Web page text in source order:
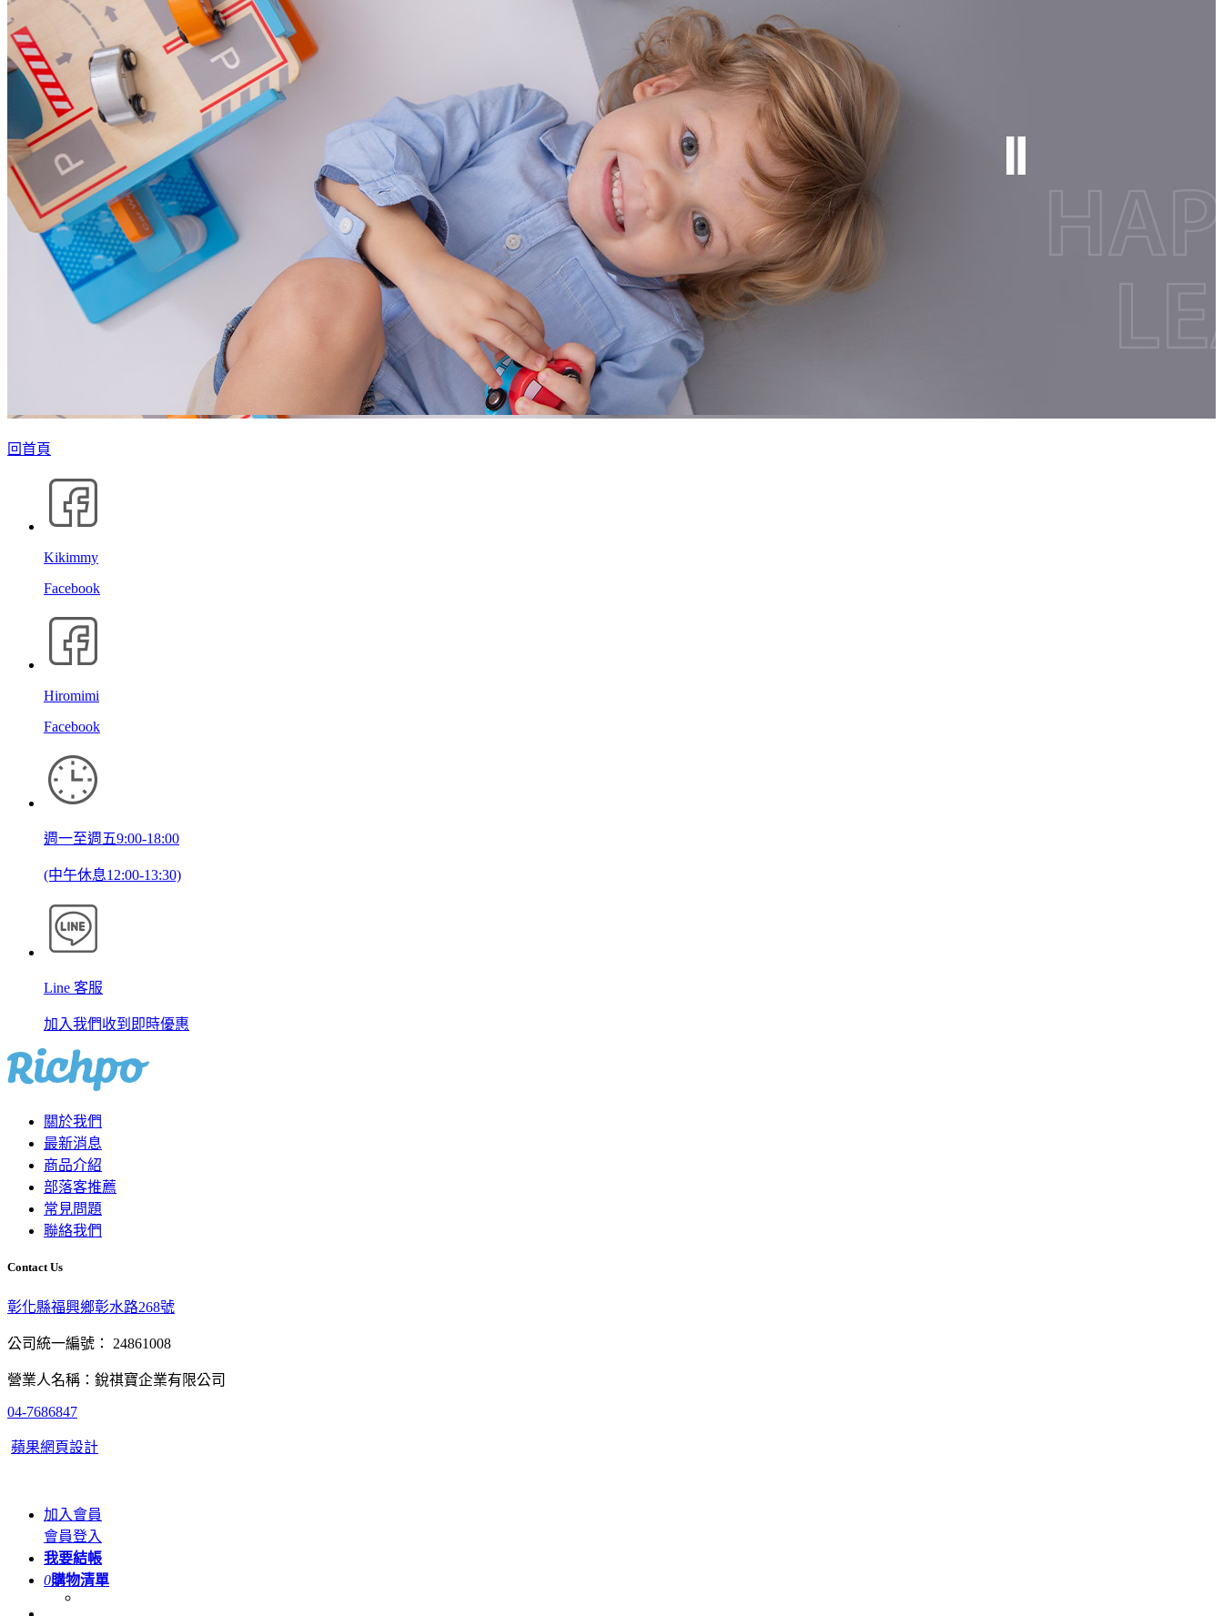
回首頁
Kikimmy
Facebook
Hiromimi
Facebook
週一至週五9:00-18:00
(中午休息12:00-13:30)
Line 客服
加入我們收到即時優惠
關於我們
最新消息
商品介紹
部落客推薦
常見問題
聯絡我們
Contact Us
彰化縣福興鄉彰水路268號
公司統一編號： 24861008
營業人名稱：銳祺寶企業有限公司
04-7686847
蘋果網頁設計
加入會員
會員登入
我要結帳
0購物清單